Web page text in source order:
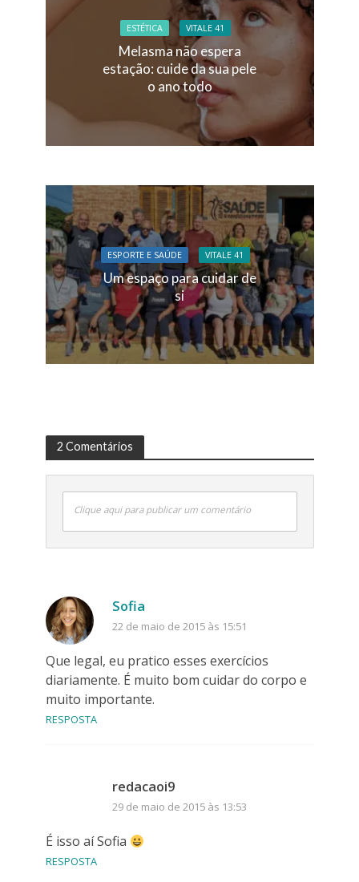
ESTÉTICA VITALE 41
Melasma não espera
estação: cuide da sua pele
o ano todo
ESPORTE E SAÚDE VITALE 41
Um espaço para cuidar de
si
2 Comentários
Clique aqui para publicar um comentário
Sofia
22 de maio de 2015 às 15:51
Que legal, eu pratico esses exercícios
diariamente. É muito bom cuidar do corpo e
muito importante.
RESPOSTA
redacaoi9
29 de maio de 2015 às 13:53
É isso aí Sofia
RESPOSTA